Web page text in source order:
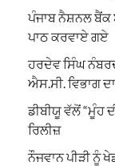
ਪੰਜਾਬ ਨੈਸ਼ਨਲ ਬੈਂਕ
ਪਾਠ ਕਰਵਾਏ ਗਏ
ਹਰਦੇਵ ਸਿੰਘ
ਐਸ.ਸੀ. ਵਿਭਾਗ
ਡੀਬੀਯੂ ਵੱਲੋਂ “ਮੂੰਹ
ਰਿਲੀਜ਼
ਨੌਜਵਾਨ ਪੀੜੀ ਨੂੰ